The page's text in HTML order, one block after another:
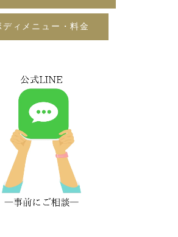
ディメニュー・料金